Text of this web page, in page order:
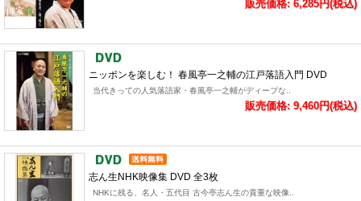
販売価格: 6,285円(税込)
ニッポンを楽しむ！ 春風亭一之輔の江戸落語入門 DVD
当代きっての人気落語家・春風亭一之輔がディープな..
販売価格: 9,460円(税込)
志ん生NHK映像集 DVD 全3枚
NHKに残る、名人・五代目 古今亭志ん生の貴重な映像..